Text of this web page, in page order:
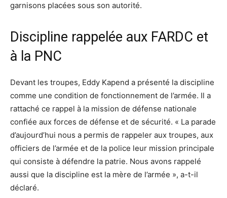
garnisons placées sous son autorité.
Discipline rappelée aux FARDC et
à la PNC
Devant les troupes, Eddy Kapend a présenté la discipline
comme une condition de fonctionnement de l’armée. Il a
rattaché ce rappel à la mission de défense nationale
confiée aux forces de défense et de sécurité. « La parade
d’aujourd’hui nous a permis de rappeler aux troupes, aux
officiers de l’armée et de la police leur mission principale
qui consiste à défendre la patrie. Nous avons rappelé
aussi que la discipline est la mère de l’armée », a-t-il
déclaré.